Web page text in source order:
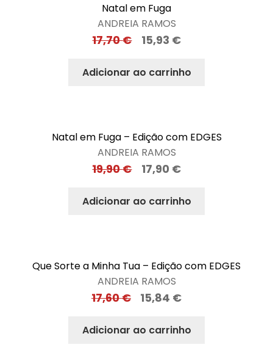
Natal em Fuga
ANDREIA RAMOS
17,70€ 15,93 €
Adicionar ao carrinho
Natal em Fuga – Edição com EDGES
ANDREIA RAMOS
19,90€ 17,90 €
Adicionar ao carrinho
Que Sorte a Minha Tua – Edição com EDGES
ANDREIA RAMOS
17,60€ 15,84 €
Adicionar ao carrinho